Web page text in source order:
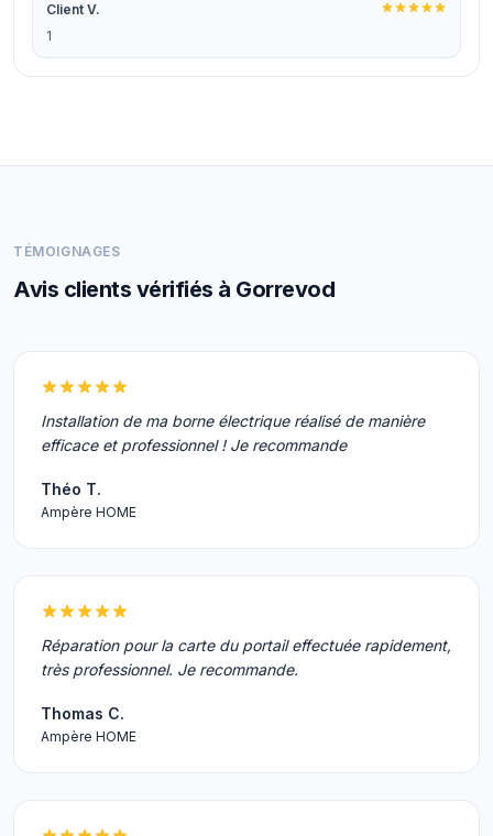
Client V.
1
TÉMOIGNAGES
Avis clients vérifiés à Gorrevod
Installation de ma borne électrique réalisé de manière
efficace et professionnel ! Je recommande
Théo T.
Ampère HOME
Réparation pour la carte du portail effectuée rapidement,
très professionnel. Je recommande.
Thomas C.
Ampère HOME